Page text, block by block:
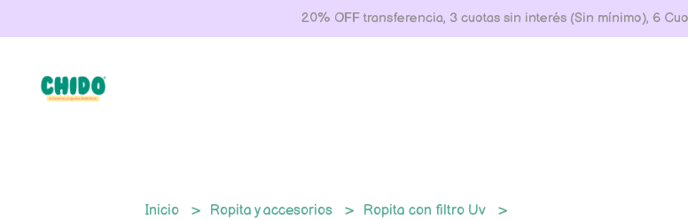
20% OFF transferencia, 3 cuotas sin interés (Sin mínimo), 6
Inicio Ropita y accesorios
Ropita con filtro Uv